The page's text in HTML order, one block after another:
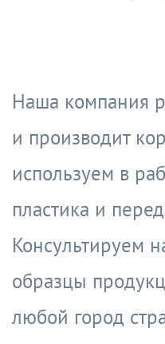
Наша компания
и производит
используем в
пластика и
Консультируем
образцы
любой город